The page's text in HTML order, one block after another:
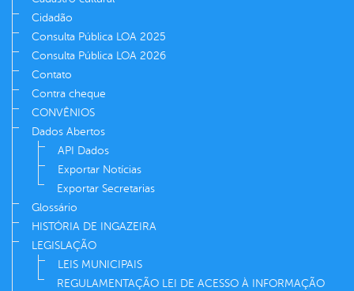
Cidadão
Consulta Pública LOA 2025
Consulta Pública LOA 2026
Contato
Contra cheque
CONVÊNIOS
Dados Abertos
API Dados
Exportar Notícias
Exportar Secretarias
Glossário
HISTÓRIA DE INGAZEIRA
LEGISLAÇÃO
LEIS MUNICIPAIS
REGULAMENTAÇÃO LEI DE ACESSO À INFORMAÇÃO